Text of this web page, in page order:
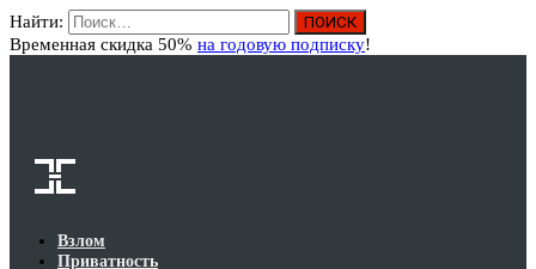
Найти:
Временная скидка 50% на годовую подписку!
Взлом
Приватность